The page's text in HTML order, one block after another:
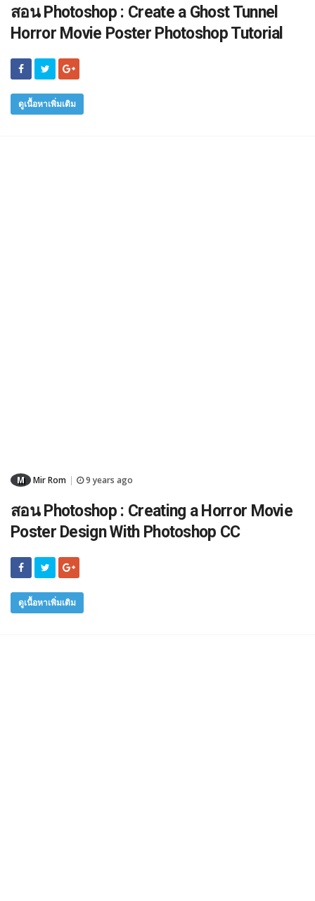
สอน Photoshop : Create a Ghost Tunnel
Horror Movie Poster Photoshop Tutorial
ดูเนื้อหาเพิ่มเติม
M Mir Rom 9 years ago
สอน Photoshop : Creating a Horror Movie
Poster Design With Photoshop CC
ดูเนื้อหาเพิ่มเติม